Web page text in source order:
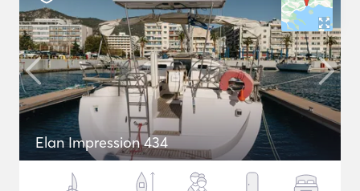
Elan Impression 434